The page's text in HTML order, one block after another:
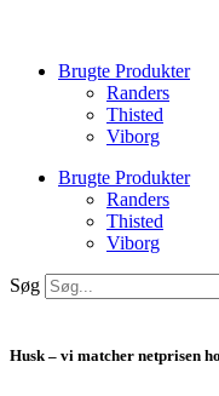
Brugte Produkter
Randers
Thisted
Viborg
Brugte Produkter
Randers
Thisted
Viborg
Søg
Husk – vi matcher netprisen